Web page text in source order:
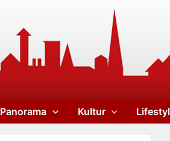
Panorama Kultur